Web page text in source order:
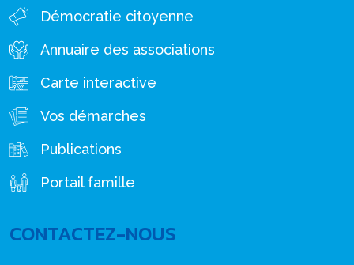
Démocratie citoyenne
Annuaire des associations
Carte interactive
Vos démarches
Publications
Portail famille
CONTACTEZ-NOUS